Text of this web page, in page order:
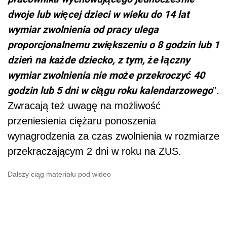
dwoje lub więcej dzieci w wieku do 14 lat
wymiar zwolnienia od pracy ulega
proporcjonalnemu zwiększeniu o 8 godzin lub 1
dzień na każde dziecko, z tym, że łączny
wymiar zwolnienia nie może przekroczyć 40
godzin lub 5 dni w ciągu roku kalendarzowego”.
Zwracają też uwagę na możliwość
przeniesienia ciężaru ponoszenia
wynagrodzenia za czas zwolnienia w rozmiarze
przekraczającym 2 dni w roku na ZUS.
Dalszy ciąg materiału pod wideo